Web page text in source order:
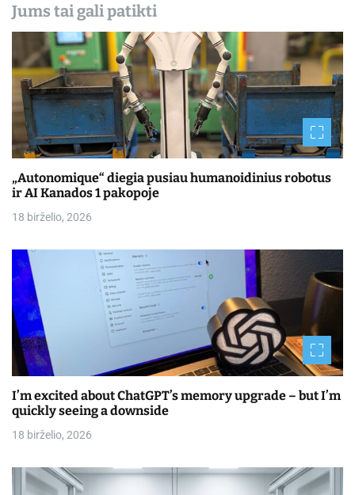
Jums tai gali patikti
„Autonomique“ diegia pusiau humanoidinius robotus
ir AI Kanados 1 pakopoje
18 birželio, 2026
I’m excited about ChatGPT’s memory upgrade – but I’m
quickly seeing a downside
18 birželio, 2026